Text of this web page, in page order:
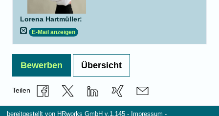
Lorena Hartmüller:
E-Mail anzeigen
Bewerben Übersicht
Teilen
bereitgestellt von HRworks GmbH v.1.145 - Impressum -